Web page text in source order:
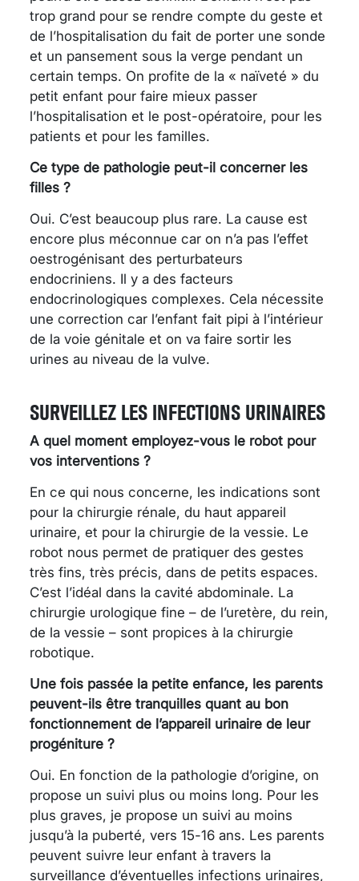
trop grand pour se rendre compte du geste et
de l’hospitalisation du fait de porter une sonde
et un pansement sous la verge pendant un
certain temps. On profite de la « naïveté » du
petit enfant pour faire mieux passer
l’hospitalisation et le post-opératoire, pour les
patients et pour les familles.
Ce type de pathologie peut-il concerner les
filles ?
Oui. C’est beaucoup plus rare. La cause est
encore plus méconnue car on n’a pas l’effet
oestrogénisant des perturbateurs
endocriniens. Il y a des facteurs
endocrinologiques complexes. Cela nécessite
une correction car l’enfant fait pipi à l’intérieur
de la voie génitale et on va faire sortir les
urines au niveau de la vulve.
SURVEILLEZ LES INFECTIONS URINAIRES
A quel moment employez-vous le robot pour
vos interventions ?
En ce qui nous concerne, les indications sont
pour la chirurgie rénale, du haut appareil
urinaire, et pour la chirurgie de la vessie. Le
robot nous permet de pratiquer des gestes
très fins, très précis, dans de petits espaces.
C’est l’idéal dans la cavité abdominale. La
chirurgie urologique fine – de l’uretère, du rein,
de la vessie – sont propices à la chirurgie
robotique.
Une fois passée la petite enfance, les parents
peuvent-ils être tranquilles quant au bon
fonctionnement de l’appareil urinaire de leur
progéniture ?
Oui. En fonction de la pathologie d’origine, on
propose un suivi plus ou moins long. Pour les
plus graves, je propose un suivi au moins
jusqu’à la puberté, vers 15-16 ans. Les parents
peuvent suivre leur enfant à travers la
surveillance d’éventuelles infections urinaires,